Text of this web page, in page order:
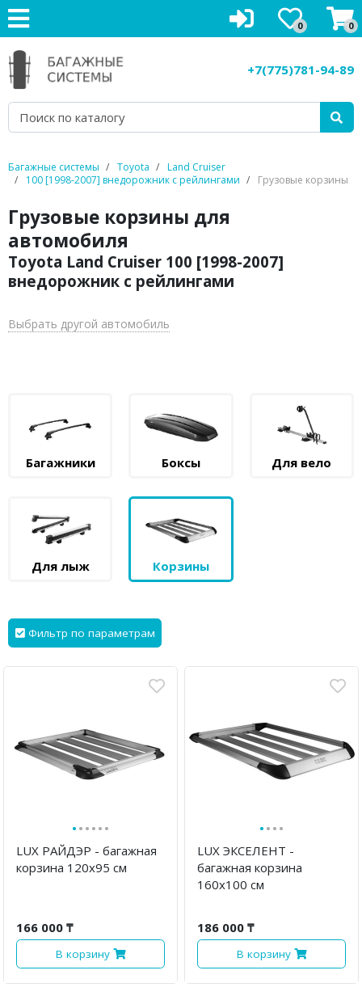
0 0
+7(775)781-94-89
Багажные системы Toyota
Land Cruiser
100 [1998-2007] внедорожник с рейлингами
Грузовые корзины
Грузовые корзины для
автомобиля
Toyota Land Cruiser 100 [1998-2007]
внедорожник с рейлингами
Выбрать другой автомобиль
Багажники Боксы Для вело
Для лыж Корзины
Фильтр по параметрам
······
LUX РАЙДЭР - багажная
корзина 120х95 см
166 000 ₸
В корзину
····
LUX ЭКСЕЛЕНТ -
багажная корзина
160х100 см
186 000 ₸
В корзину
Багажники на крышу
Рейлинги на крышу
Боксы на крышу
Велокрепления
Грузовые корзины
Аксессуары
Услуги